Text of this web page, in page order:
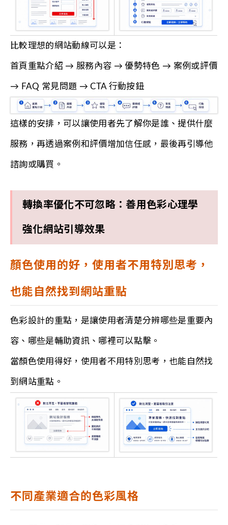
比較理想的網站動線可以是：
首頁重點介紹 → 服務內容 → 優勢特色 → 案例或評價
→ FAQ 常見問題 → CTA 行動按鈕
這樣的安排，可以讓使用者先了解你是誰、提供什麼
服務，再透過案例和評價增加信任感，最後再引導他
諮詢或購買。
轉換率優化不可忽略：善用色彩心理學
強化網站引導效果
顏色使用的好，使用者不用特別思考，
也能自然找到網站重點
色彩設計的重點，是讓使用者清楚分辨哪些是重要內
容、哪些是輔助資訊、哪裡可以點擊。
當顏色使用得好，使用者不用特別思考，也能自然找
到網站重點。
不同產業適合的色彩風格